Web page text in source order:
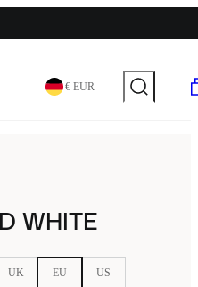
€ EUR
WHITE
UK EU US